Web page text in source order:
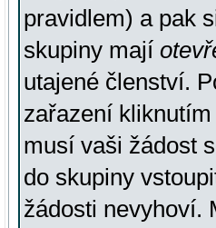
pravidlem) a pak
skupiny mají
utajené členství.
zařazení
musí vaši žádost
do skupiny
žádosti nevyhoví.